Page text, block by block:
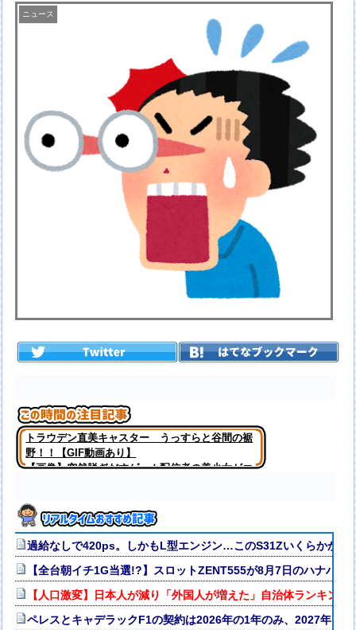
ニュース
トラウデン直美キャスター うっすらと谷間の裾
野！！【GIF動画あり】
【画像】突然脱ぎだすゲーム配信者の美少女がエ
過給なしで420ps。しかもL型エンジン…このS31Zいくらかかっ
【全台朝イチ1G当選!?】スロットZENT555が8月7日のハナハ
【人口激変】日本人が減り「外国人が増えた」自治体ランキン
ペレスとキャデラックF1の契約は2026年の1年のみ、2027年に